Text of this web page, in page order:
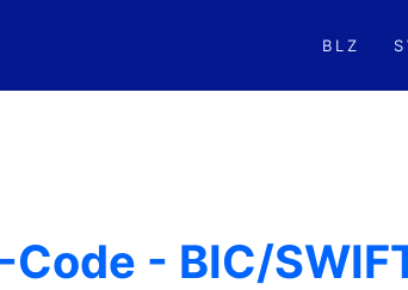
BLZ
Code - BIC/